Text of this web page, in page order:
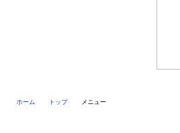
ホーム トップ メニュー